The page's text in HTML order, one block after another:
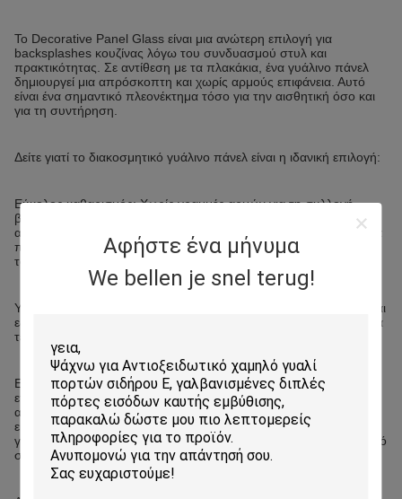
Αφήστε ένα μήνυμα
We bellen je snel terug!
Το Decorative Panel Glass είναι μια ανώτερη επιλογή για
backsplashes κουζίνας λόγω του συνδυασμού στυλ και
πρακτικότητας. Σε αντίθεση με τα πλακάκια, ένα γυάλινο πάνελ
δημιουργεί μια απρόσκοπτη και χωρίς αρμούς επιφάνεια. Αυτό
είναι ένα σημαντικό πλεονέκτημα τόσο για την αισθητική όσο και
για τη συντήρηση.
Δείτε γιατί το διακοσμητικό γυάλινο πάνελ είναι η ιδανική επιλογή:
Εύκολος καθαρισμός: Χωρίς γραμμές αρμών για τη συλλογή
βρωμιάς, βρωμιάς ή μούχλας, ένα γυάλινο backsplash είναι
απίστευτα εύκολο να καθαριστεί. Ένα γρήγορο σκούπισμα με ένα
πανί είναι το μόνο που χρειάζεται για να διατηρηθεί η εμφάνισή
του.
Υγιεινή επιφάνεια: Η λεία, μη πορώδης επιφάνεια του γυαλιού είναι
εξαιρετικά υγιεινή και ανθεκτική στα βακτήρια, καθιστώντας το ένα
τέλειο υλικό για χώρους προετοιμασίας φαγητού.
Ευελιξία σχεδιασμού: Οι επιλογές είναι ατελείωτες. Μπορείτε να
επιλέξετε από συμπαγή χρώματα, περίπλοκα τυπωμένα σχέδια ή
ακόμα και φωτογραφικές εικόνες για να δημιουργήσετε ένα
εκπληκτικό κεντρικό σημείο. Αυτό επιτρέπει στο backsplash να
γίνει ένα μοναδικό έργο τέχνης που αντικατοπτρίζει το προσωπικό
σας στυλ.